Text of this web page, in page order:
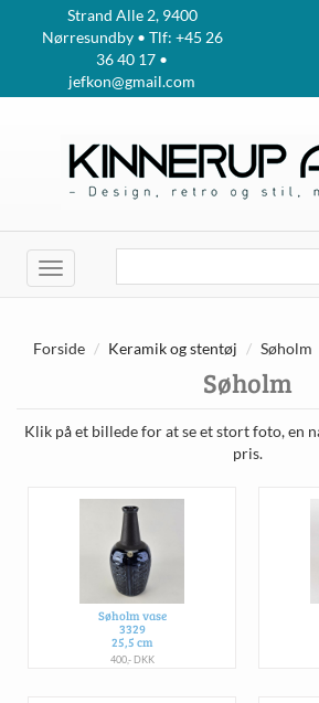
Strand Alle 2, 9400
Nørresundby • Tlf: +45 26
36 40 17 •
jefkon@gmail.com
Toggle
navigation
Forside Keramik og stentøj Søholm
Søholm
Klik på et billede for at se et stort foto, en
pris.
Søholm vase
3329
25,5 cm
400,- DKK